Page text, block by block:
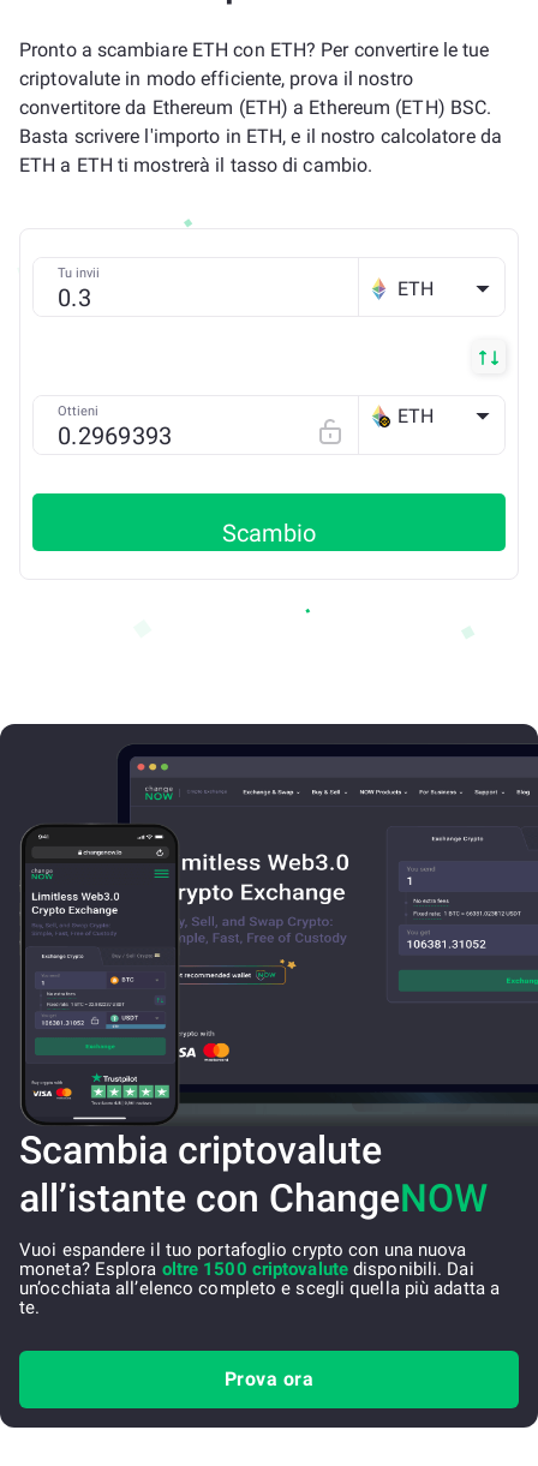
Pronto a scambiare ETH con ETH? Per convertire le tue
criptovalute in modo efficiente, prova il nostro
convertitore da Ethereum (ETH) a Ethereum (ETH) BSC.
Basta scrivere l'importo in ETH, e il nostro calcolatore da
ETH a ETH ti mostrerà il tasso di cambio.
Tu invii
ETH
Ottieni ETH
Scambio
Scambia criptovalute
all’istante con ChangeNOW
Vuoi espandere il tuo portafoglio crypto con una nuova
moneta? Esplora oltre 1500 criptovalutedisponibili. Dai
un’occhiata all’elenco completo e scegli quella più adatta a
te.
Prova ora